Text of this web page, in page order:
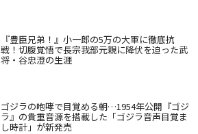
『豊臣兄弟！』小一郎の5万の大軍に徹底抗
戦！切腹覚悟で長宗我部元親に降伏を迫った武
将・谷忠澄の生涯
ゴジラの咆哮で目覚める朝…1954年公開『ゴジ
ラ』の貴重音源を搭載した「ゴジラ音声目覚ま
し時計」が新発売